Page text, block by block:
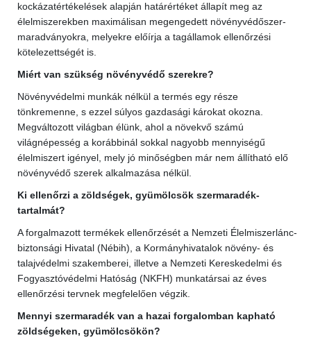
kockázatértékelések alapján határértéket állapít meg az
élelmiszerekben maximálisan megengedett növényvédőszer-
maradványokra, melyekre előírja a tagállamok ellenőrzési
kötelezettségét is.
Miért van szükség növényvédő szerekre?
Növényvédelmi munkák nélkül a termés egy része
tönkremenne, s ezzel súlyos gazdasági károkat okozna.
Megváltozott világban élünk, ahol a növekvő számú
világnépesség a korábbinál sokkal nagyobb mennyiségű
élelmiszert igényel, mely jó minőségben már nem állítható elő
növényvédő szerek alkalmazása nélkül.
Ki ellenőrzi a zöldségek, gyümölcsök szermaradék-
tartalmát?
A forgalmazott termékek ellenőrzését a Nemzeti Élelmiszerlánc-
biztonsági Hivatal (Nébih), a Kormányhivatalok növény- és
talajvédelmi szakemberei, illetve a Nemzeti Kereskedelmi és
Fogyasztóvédelmi Hatóság (NKFH) munkatársai az éves
ellenőrzési tervnek megfelelően végzik.
Mennyi szermaradék van a hazai forgalomban kapható
zöldségeken, gyümölcsökön?